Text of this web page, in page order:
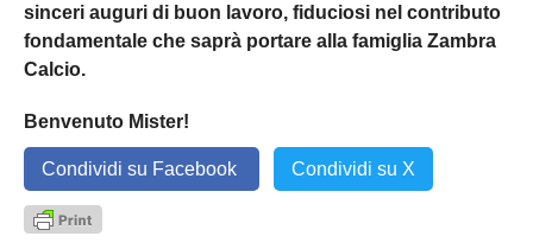
sinceri auguri di buon lavoro, fiduciosi nel contributo
fondamentale che saprà portare alla famiglia Zambra
Calcio.
Benvenuto Mister!
Condividi su Facebook Condividi su X